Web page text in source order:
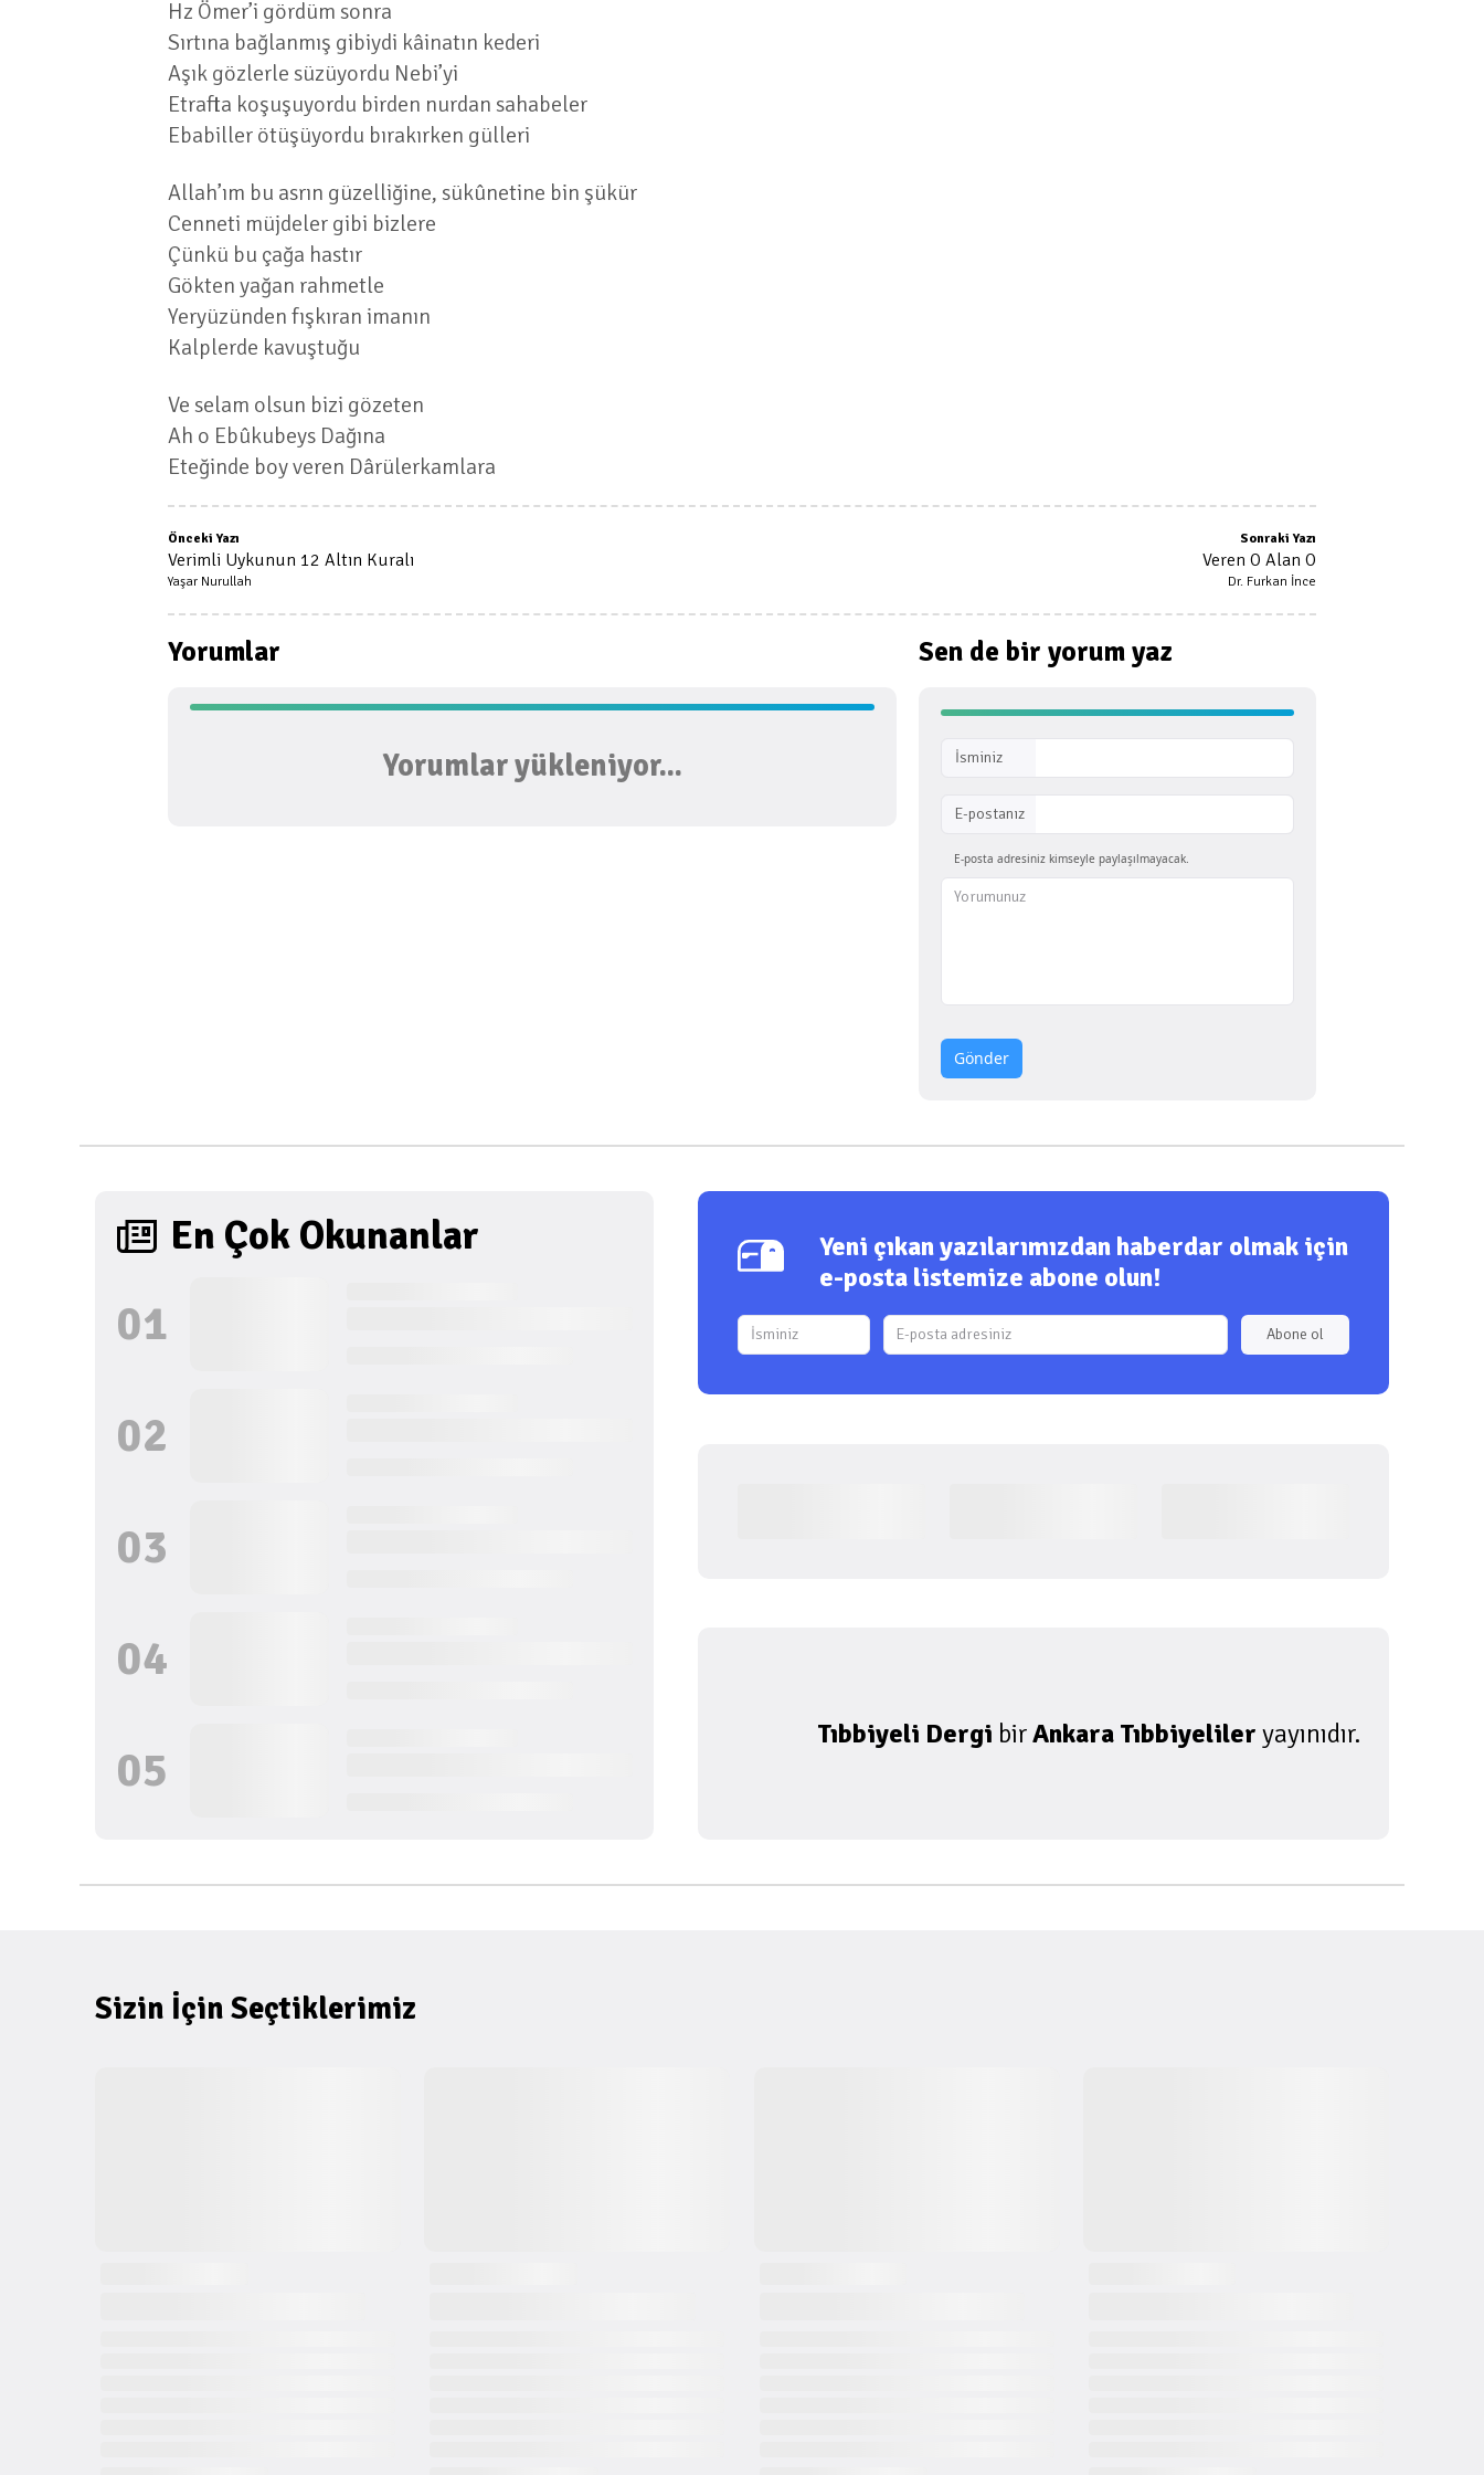
Hz Ömer’i gördüm sonra
Sırtına bağlanmış gibiydi kâinatın kederi
Aşık gözlerle süzüyordu Nebi’yi
Etrafta koşuşuyordu birden nurdan sahabeler
Ebabiller ötüşüyordu bırakırken gülleri
Allah’ım bu asrın güzelliğine, sükûnetine bin şükür
Cenneti müjdeler gibi bizlere
Çünkü bu çağa hastır
Gökten yağan rahmetle
Yeryüzünden fışkıran imanın
Kalplerde kavuştuğu
Ve selam olsun bizi gözeten
Ah o Ebûkubeys Dağına
Eteğinde boy veren Dârülerkamlara
Önceki Yazı
Verimli Uykunun 12 Altın Kuralı
Yaşar Nurullah
Sonraki Yazı
Veren O Alan O
Dr. Furkan İnce
Yorumlar
Yorumlar yükleniyor...
Sen de bir yorum yaz
İsminiz
E-postanız
E-posta adresiniz kimseyle paylaşılmayacak.
Gönder
En Çok Okunanlar
01
02
03
04
05
Yeni çıkan yazılarımızdan haberdar olmak için
e-posta listemize abone olun!
Abone ol
Tıbbiyeli Dergi birAnkara Tıbbiyeliler yayınıdır.
Sizin İçin Seçtiklerimiz